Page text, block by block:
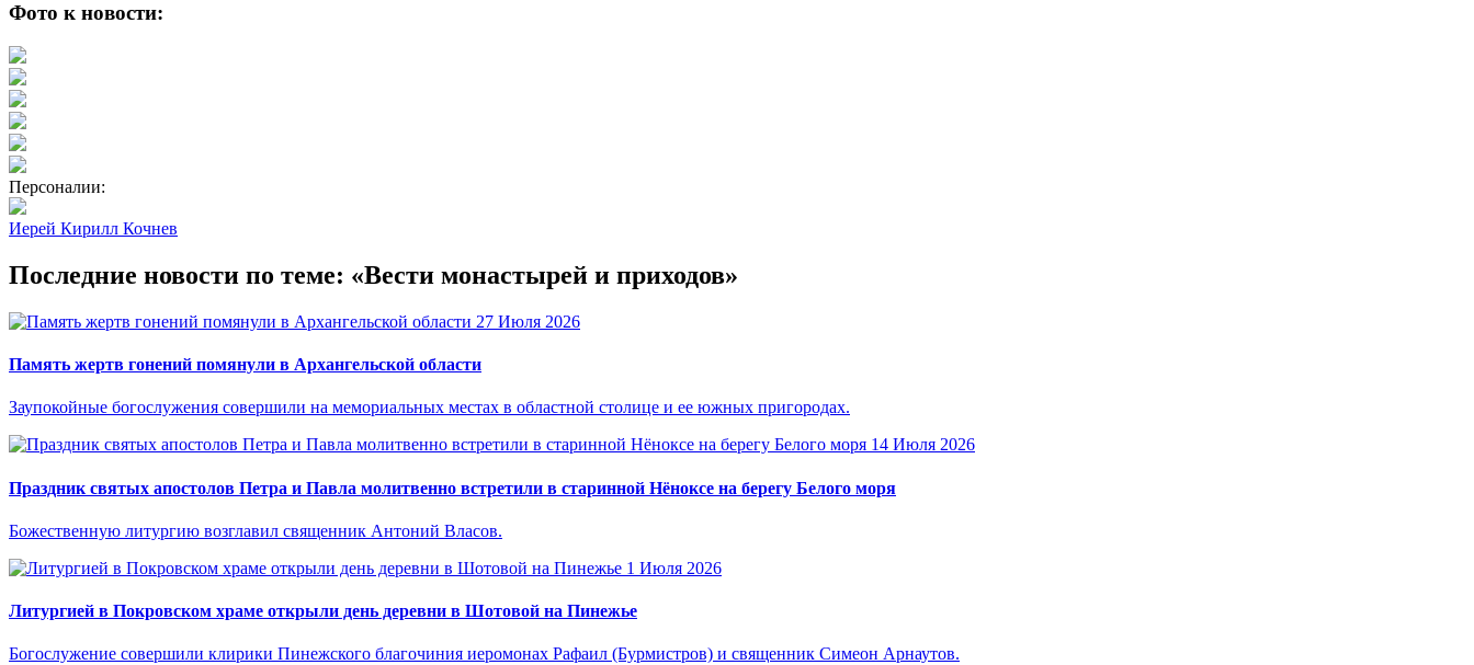
Фото к новости:
Персоналии:
Иерей Кирилл Кочнев
Последние новости по теме: «Вести монастырей и приходов»
27 Июля 2026
Память жертв гонений помянули в Архангельской области
Заупокойные богослужения совершили на мемориальных местах в областной столице и ее южных пригородах.
14 Июля 2026
Праздник святых апостолов Петра и Павла молитвенно встретили в старинной Нёноксе на берегу Белого моря
Божественную литургию возглавил священник Антоний Власов.
1 Июля 2026
Литургией в Покровском храме открыли день деревни в Шотовой на Пинежье
Богослужение совершили клирики Пинежского благочиния иеромонах Рафаил (Бурмистров) и священник Симеон Арнаутов.